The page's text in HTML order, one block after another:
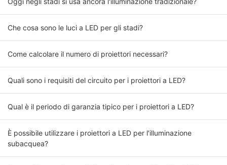
Che cosa sono le luci a LED per gli stadi?
Come calcolare il numero di proiettori necessari?
Quali sono i requisiti del circuito per i proiettori a LED?
Qual è il periodo di garanzia tipico per i proiettori a LED?
È possibile utilizzare i proiettori a LED per l'illuminazione
subacquea?